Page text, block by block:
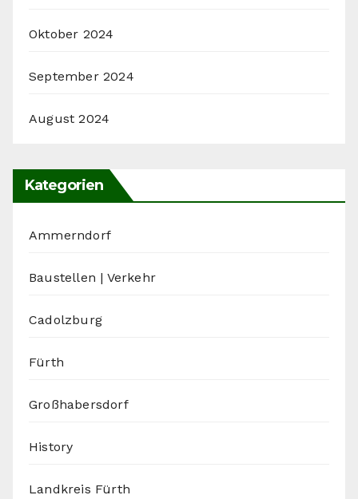
Oktober 2024
September 2024
August 2024
Kategorien
Ammerndorf
Baustellen | Verkehr
Cadolzburg
Fürth
Großhabersdorf
History
Landkreis Fürth